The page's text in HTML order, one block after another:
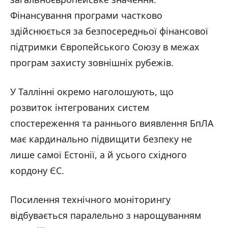
Фінансування програми частково
здійснюється за безпосередньої фінансової
підтримки Європейського Союзу в межах
програм захисту зовнішніх рубежів.
У Таллінні окремо наголошують, що
розвиток інтегрованих систем
спостереження та раннього виявлення БпЛА
має кардинально підвищити безпеку не
лише самої Естонії, а й усього східного
кордону ЄС.
Посилення технічного моніторингу
відбувається паралельно з нарощуванням